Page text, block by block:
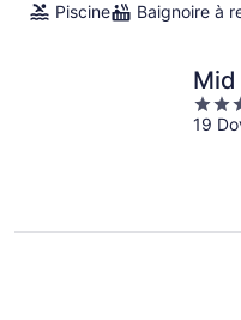
Piscine
Baignoire à
Mid
4
out
19